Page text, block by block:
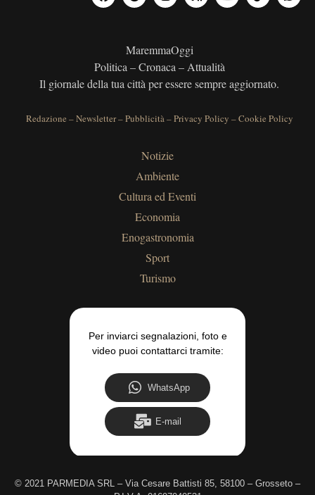
MaremmaOggi
Politica – Cronaca – Attualità
Il giornale della tua città per essere sempre aggiornato.
Redazione –Newsletter–Pubblicità–Privacy Policy –Cookie Policy
Notizie
Ambiente
Cultura ed Eventi
Economia
Enogastronomia
Sport
Turismo
Per inviarci segnalazioni, foto e
video puoi contattarci tramite:
WhatsApp
E-mail
© 2021 PARMEDIA SRL – Via Cesare Battisti 85, 58100 – Grosseto –